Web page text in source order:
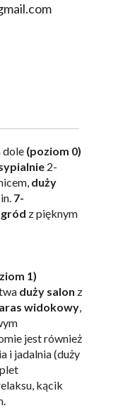
dole (poziom 0)
2-
duży
7-
z pięknym
1)
duży salon z
widokowy,
jest również
i jadalnia (duży
kącik